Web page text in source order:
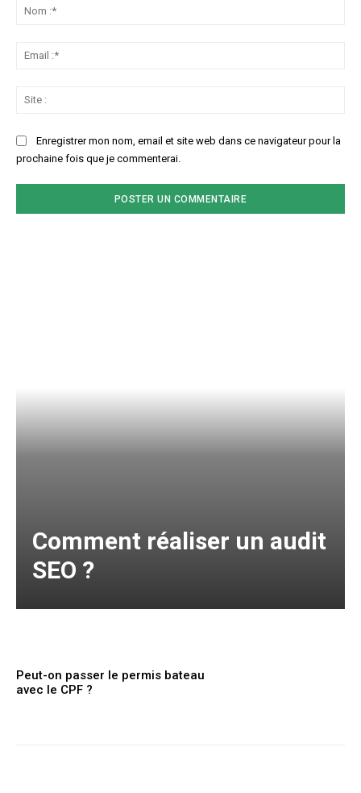
Enregistrer mon nom, email et site web dans ce navigateur pour la
prochaine fois que je commenterai.
Comment réaliser un audit
SEO ?
Peut-on passer le permis bateau
avec le CPF ?